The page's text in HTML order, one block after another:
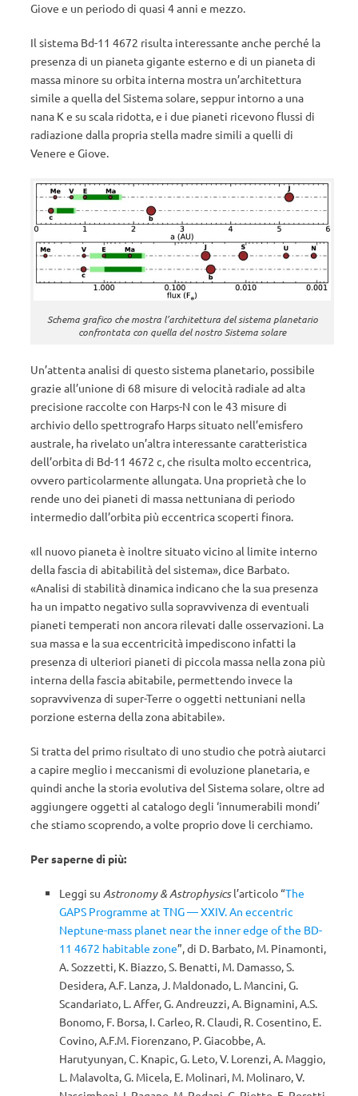
Giove e un periodo di quasi 4 anni e mezzo.
Il sistema Bd-11 4672 risulta interessante anche perché la
presenza di un pianeta gigante esterno e di un pianeta di
massa minore su orbita interna mostra un’architettura
simile a quella del Sistema solare, seppur intorno a una
nana K e su scala ridotta, e i due pianeti ricevono flussi di
radiazione dalla propria stella madre simili a quelli di
Venere e Giove.
Schema grafico che mostra l’architettura del sistema planetario
confrontata con quella del nostro Sistema solare
Un’attenta analisi di questo sistema planetario, possibile
grazie all’unione di 68 misure di velocità radiale ad alta
precisione raccolte con Harps-N con le 43 misure di
archivio dello spettrografo Harps situato nell’emisfero
australe, ha rivelato un’altra interessante caratteristica
dell’orbita di Bd-11 4672 c, che risulta molto eccentrica,
ovvero particolarmente allungata. Una proprietà che lo
rende uno dei pianeti di massa nettuniana di periodo
intermedio dall’orbita più eccentrica scoperti finora.
«Il nuovo pianeta è inoltre situato vicino al limite interno
della fascia di abitabilità del sistema», dice Barbato.
«Analisi di stabilità dinamica indicano che la sua presenza
ha un impatto negativo sulla sopravvivenza di eventuali
pianeti temperati non ancora rilevati dalle osservazioni. La
sua massa e la sua eccentricità impediscono infatti la
presenza di ulteriori pianeti di piccola massa nella zona più
interna della fascia abitabile, permettendo invece la
sopravvivenza di super-Terre o oggetti nettuniani nella
porzione esterna della zona abitabile».
Si tratta del primo risultato di uno studio che potrà aiutarci
a capire meglio i meccanismi di evoluzione planetaria, e
quindi anche la storia evolutiva del Sistema solare, oltre ad
aggiungere oggetti al catalogo degli ‘innumerabili mondi’
che stiamo scoprendo, a volte proprio dove li cerchiamo.
Per saperne di più:
Leggi su Astronomy & Astrophysicsl’articolo “The
GAPS Programme at TNG — XXIV. An eccentric
Neptune-mass planet near the inner edge of the BD-
11 4672 habitable zone”, di D. Barbato, M. Pinamonti,
A. Sozzetti, K. Biazzo, S. Benatti, M. Damasso, S.
Desidera, A.F. Lanza, J. Maldonado, L. Mancini, G.
Scandariato, L. Affer, G. Andreuzzi, A. Bignamini, A.S.
Bonomo, F. Borsa, I. Carleo, R. Claudi, R. Cosentino, E.
Covino, A.F.M. Fiorenzano, P. Giacobbe, A.
Harutyunyan, C. Knapic, G. Leto, V. Lorenzi, A. Maggio,
L. Malavolta, G. Micela, E. Molinari, M. Molinaro, V.